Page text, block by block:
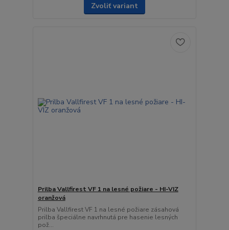
Zvoliť variant
Prilba Vallfirest VF 1 na lesné požiare - HI-VIZ
oranžová
Prilba Vallfirest VF 1 na lesné požiare zásahová
prilba špeciálne navrhnutá pre hasenie lesných
pož...